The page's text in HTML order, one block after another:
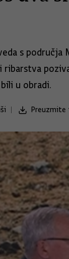
s
ribarstva
u obradi.